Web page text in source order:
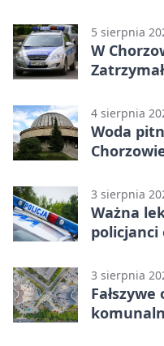
5 sierpnia
W
4 sierpnia
Woda
3 sierpnia
Ważna
policjanci
3 sierpnia